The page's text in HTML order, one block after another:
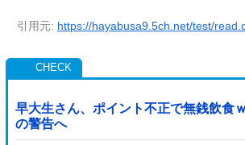
引用元: https://hayabusa9.5ch.net/test/
早大生さん、ポイント不正で無銭飲食
の警告へ